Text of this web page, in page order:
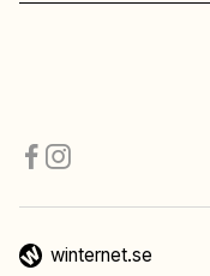
winternet.se